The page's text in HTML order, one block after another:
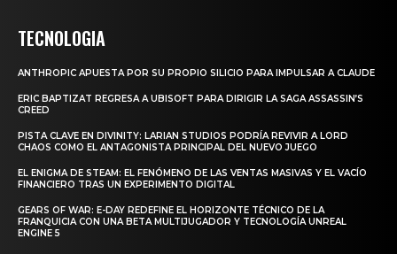
TECNOLOGIA
ANTHROPIC APUESTA POR SU PROPIO SILICIO PARA IMPULSAR A CLAUDE
ERIC BAPTIZAT REGRESA A UBISOFT PARA DIRIGIR LA SAGA ASSASSIN’S
CREED
PISTA CLAVE EN DIVINITY: LARIAN STUDIOS PODRÍA REVIVIR A LORD
CHAOS COMO EL ANTAGONISTA PRINCIPAL DEL NUEVO JUEGO
EL ENIGMA DE STEAM: EL FENÓMENO DE LAS VENTAS MASIVAS Y EL VACÍO
FINANCIERO TRAS UN EXPERIMENTO DIGITAL
GEARS OF WAR: E-DAY REDEFINE EL HORIZONTE TÉCNICO DE LA
FRANQUICIA CON UNA BETA MULTIJUGADOR Y TECNOLOGÍA UNREAL
ENGINE 5